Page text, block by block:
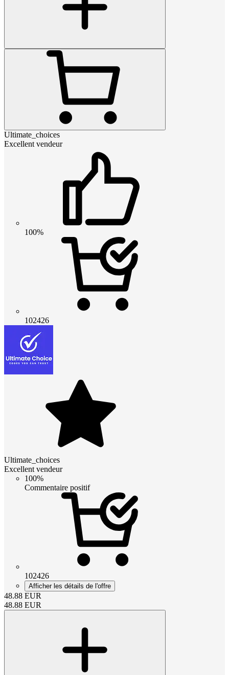
Ultimate_choices
Excellent vendeur
100%
102426
Ultimate_choices
Excellent vendeur
100%
Commentaire positif
102426
Afficher les détails de l'offre
48.88 EUR
48.88 EUR